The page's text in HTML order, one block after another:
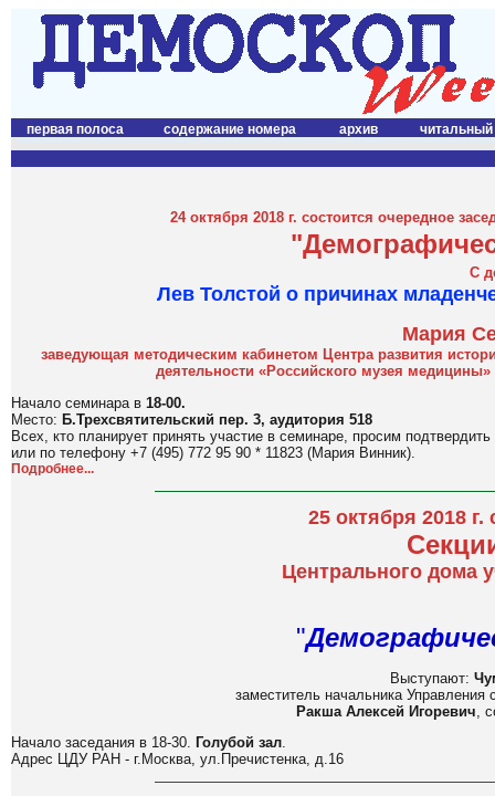
первая полоса содержание номера архив читальный
24 октября 2018 г. состоится очередное
С
Лев Толстой о причинах
Мария
заведующая методическим кабинетом Центра развития
деятельности «Российского музея
Начало семинара в 18-00.
Место: Б.Трехсвятительский пер. 3, аудитория 518
Всех, кто планирует принять участие в семинаре, просим
или по телефону +7 (495) 772 95 90 * 11823 (Мария Винник).
Подробнее...
25 октября 2018
Центрального дома
"
Выступают:
заместитель начальника Управления
Ракша Алексей Игоревич ,
Начало заседания в 18-30.
Голубой зал
Адрес ЦДУ РАН - г.Москва, ул.Пречистенка, д.16